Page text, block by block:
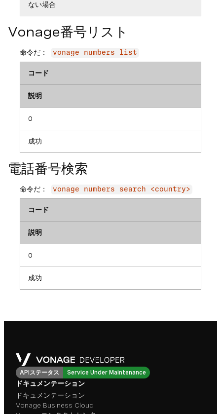
ない場合
Vonage番号リスト
命令だ： vonage numbers list
コード
説明
0
成功
電話番号検索
命令だ： vonage numbers search <country>
コード
説明
0
成功
APIステータス Service Under Maintenance
ドキュメンテーション
ドキュメンテーション
Vonage Business Cloud